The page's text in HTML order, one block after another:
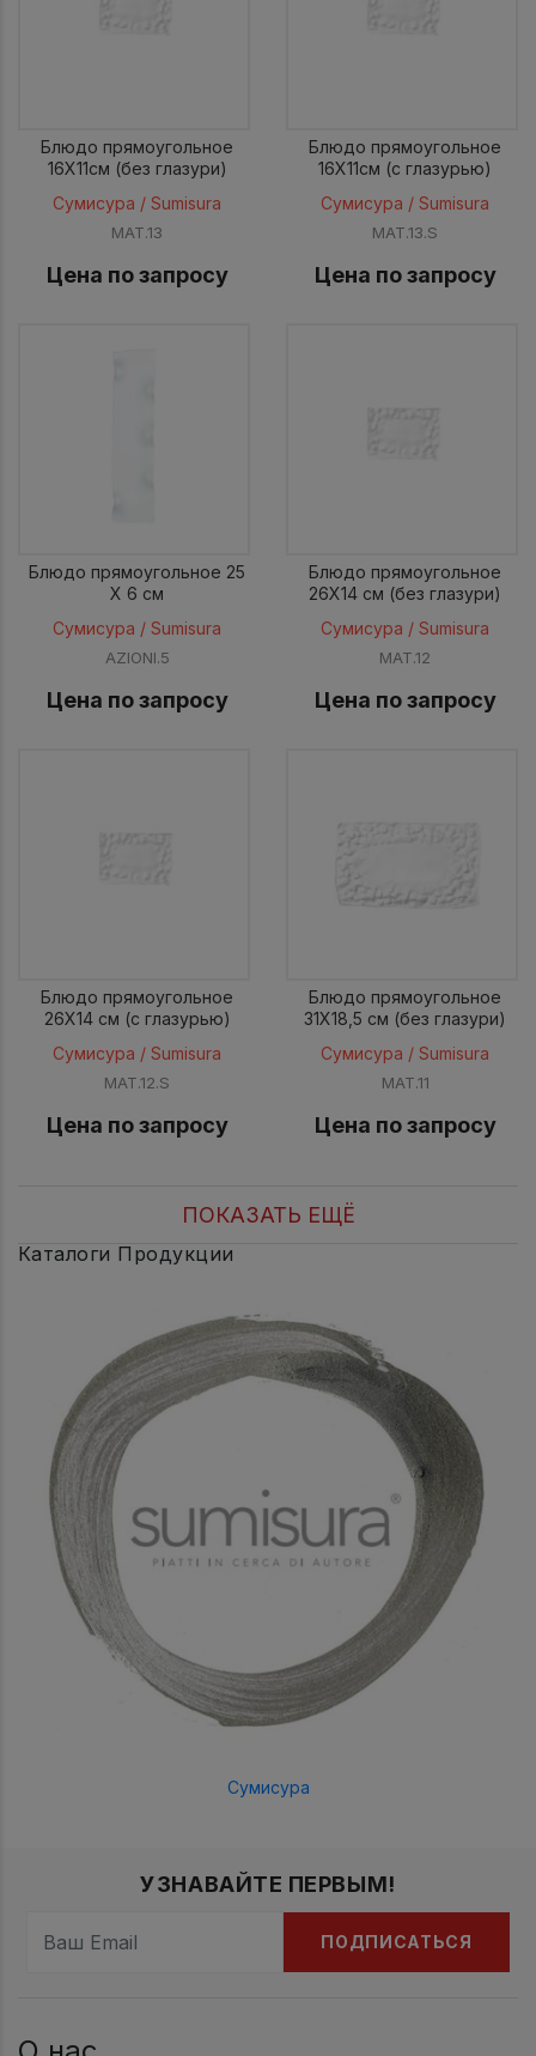
Блюдо прямоугольное
16X11см (без глазури)
Сумисура / Sumisura
MAT.13
Цена по запросу
Блюдо прямоугольное
16X11см (с глазурью)
Сумисура / Sumisura
MAT.13.S
Цена по запросу
Блюдо прямоугольное 25
X 6 см
Сумисура / Sumisura
AZIONI.5
Цена по запросу
Блюдо прямоугольное
26X14 см (без глазури)
Сумисура / Sumisura
MAT.12
Цена по запросу
Блюдо прямоугольное
26X14 см (с глазурью)
Сумисура / Sumisura
MAT.12.S
Цена по запросу
Блюдо прямоугольное
31X18,5 см (без глазури)
Сумисура / Sumisura
MAT.11
Цена по запросу
ПОКАЗАТЬ ЕЩЁ
Каталоги Продукции
Сумисура
УЗНАВАЙТЕ ПЕРВЫМ!
ПОДПИСАТЬСЯ